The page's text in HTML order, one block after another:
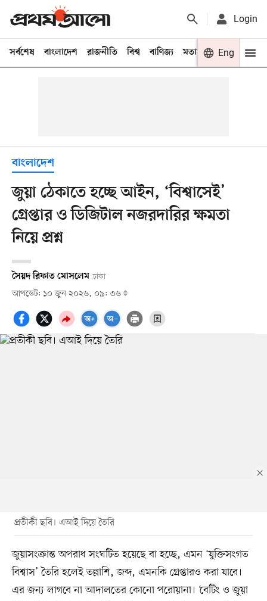
Login
সর্বশেষ বাংলাদেশ রাজনীতি বিশ্ব বাণিজ্য মতামত খেলা
Eng
বাংলাদেশ
জুয়া ঠেকাতে হচ্ছে আইন, ‘বিশ্বাসেই’
গ্রেপ্তার ও ডিজিটাল নজরদারির ক্ষমতা
নিয়ে প্রশ্ন
সৈয়দ রিফাত মোসলেম ঢাকা
আপডেট: ১০ জুন ২০২৬, ০৯: ৩৬
প্রতীকী ছবি। এআই দিয়ে তৈরি
জুয়াসংক্রান্ত অপরাধ সংঘটিত হয়েছে বা হচ্ছে, এমন ‘যুক্তিসংগত
বিশ্বাস’ তৈরি হলেই তল্লাশি, জব্দ, এমনকি গ্রেপ্তারও করা যাবে।
এর জন্য লাগবে না আদালতের কোনো পরোয়ানা। ‘বেটিং ও জুয়া